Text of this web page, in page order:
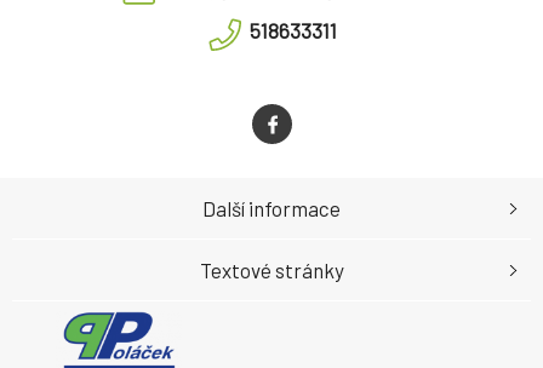
518633311
Další informace
Textové stránky